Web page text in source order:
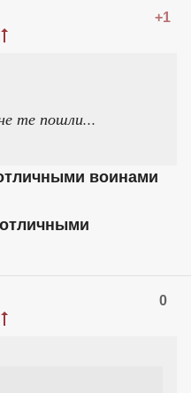
+1
те пошли...
воинами
отличными
0